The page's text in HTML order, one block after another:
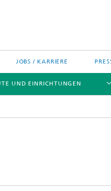
JOBS / KARRIERE
UND EINRICHTUNGEN
Nord- und Südamerika